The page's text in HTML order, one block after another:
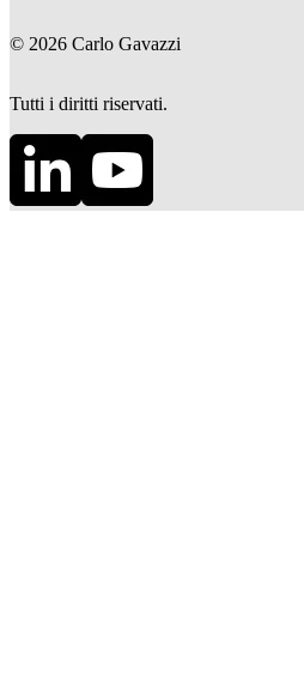
© 2026 Carlo Gavazzi
Tutti i diritti riservati.